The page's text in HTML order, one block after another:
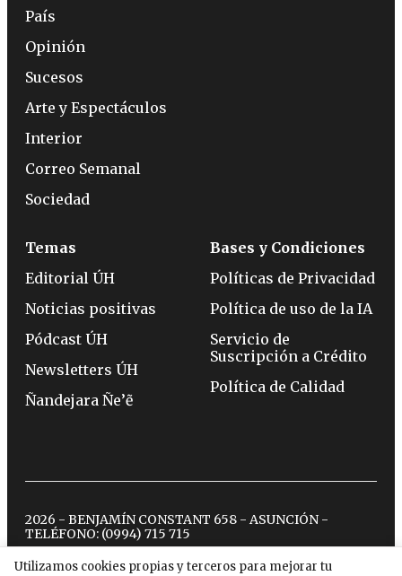
Utilizamos cookies propias y terceros para mejorar tu
País
Opinión
Sucesos
Arte y Espectáculos
Interior
Correo Semanal
Sociedad
Temas
Editorial ÚH
Noticias positivas
Pódcast ÚH
Newsletters ÚH
Ñandejara Ñe’ẽ
Bases y Condiciones
Políticas de Privacidad
Política de uso de la IA
Servicio de
Suscripción a Crédito
Política de Calidad
2026 - BENJAMÍN CONSTANT 658 - ASUNCIÓN -
TELÉFONO: (0994) 715 715